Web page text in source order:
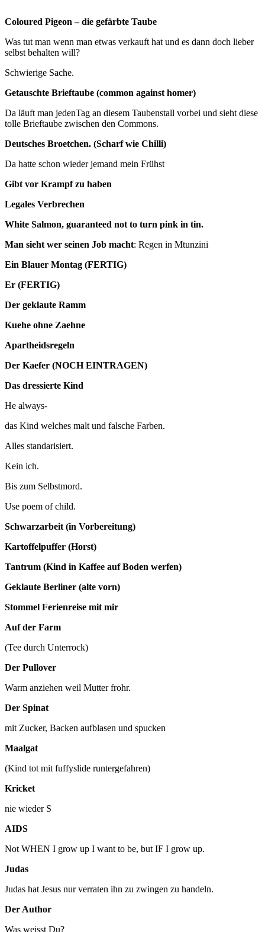
Coloured Pigeon – die gefärbte Taube
Was tut man wenn man etwas verkauft hat und es dann doch lieber
selbst behalten will?
Schwierige Sache.
Getauschte Brieftaube (common against homer)
Da läuft man jedenTag an diesem Taubenstall vorbei und sieht diese
tolle Brieftaube zwischen den Commons.
Deutsches Broetchen. (Scharf wie Chilli)
Da hatte schon wieder jemand mein Frühst
Gibt vor Krampf zu haben
Legales Verbrechen
White Salmon, guaranteed not to turn pink in tin.
Man sieht wer seinen Job macht: Regen in Mtunzini
Ein Blauer Montag (FERTIG)
Er (FERTIG)
Der geklaute Ramm
Kuehe ohne Zaehne
Apartheidsregeln
Der Kaefer (NOCH EINTRAGEN)
Das dressierte Kind
He always-
das Kind welches malt und falsche Farben.
Alles standarisiert.
Kein ich.
Bis zum Selbstmord.
Use poem of child.
Schwarzarbeit (in Vorbereitung)
Kartoffelpuffer (Horst)
Tantrum (Kind in Kaffee auf Boden werfen)
Geklaute Berliner (alte vorn)
Stommel Ferienreise mit mir
Auf der Farm
(Tee durch Unterrock)
Der Pullover
Warm anziehen weil Mutter frohr.
Der Spinat
mit Zucker, Backen aufblasen und spucken
Maalgat
(Kind tot mit fuffyslide runtergefahren)
Kricket
nie wieder S
AIDS
Not WHEN I grow up I want to be, but IF I grow up.
Judas
Judas hat Jesus nur verraten ihn zu zwingen zu handeln.
Der Author
Was weisst Du?